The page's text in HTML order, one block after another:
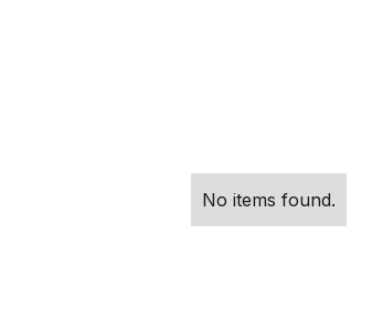
No items found.